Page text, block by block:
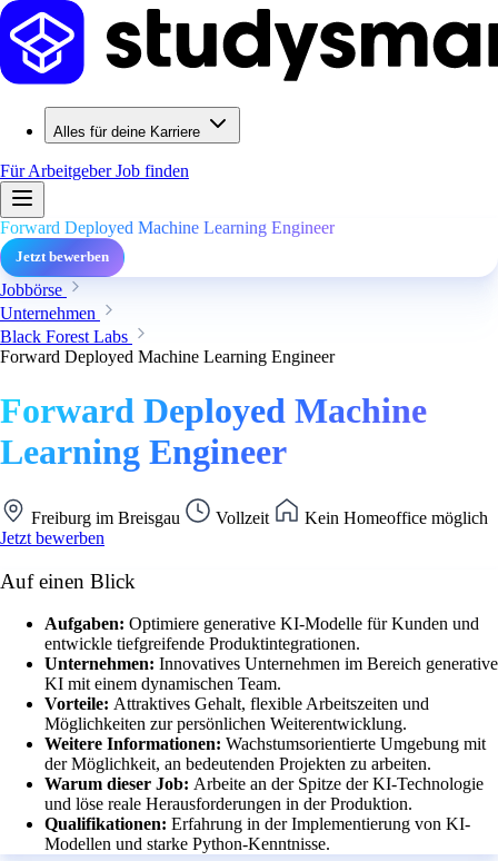
Alles für deine Karriere
Für ArbeitgeberJob finden
Forward Deployed Machine Learning Engineer
Jetzt bewerben
Jobbörse
Unternehmen
Black Forest Labs
Forward Deployed Machine Learning Engineer
Forward Deployed Machine
Learning Engineer
Freiburg im Breisgau Vollzeit
Kein Homeoffice möglich
Jetzt bewerben
Auf einen Blick
Aufgaben: Optimiere generative KI-Modelle für Kunden und
entwickle tiefgreifende Produktintegrationen.
Unternehmen: Innovatives Unternehmen im Bereich generative
KI mit einem dynamischen Team.
Vorteile: Attraktives Gehalt, flexible Arbeitszeiten und
Möglichkeiten zur persönlichen Weiterentwicklung.
Weitere Informationen: Wachstumsorientierte Umgebung mit
der Möglichkeit, an bedeutenden Projekten zu arbeiten.
Warum dieser Job: Arbeite an der Spitze der KI-Technologie
und löse reale Herausforderungen in der Produktion.
Qualifikationen: Erfahrung in der Implementierung von KI-
Modellen und starke Python-Kenntnisse.